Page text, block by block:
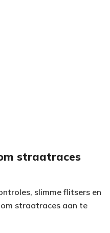
straatraces
slimme flitsers en
straatraces aan te